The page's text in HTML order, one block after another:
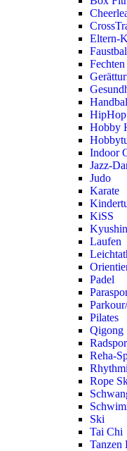
Eltern-
Fechten
HipHop
Hobby
Indoor
Jazz-
Judo
Karate
KiSS
Laufen
Padel
Pilates
Qigong
Reha-
Rope
Ski
Tai Chi
Tanzen